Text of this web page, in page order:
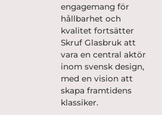
engagemang för
hållbarhet och
kvalitet fortsätter
Skruf Glasbruk att
vara en central aktör
inom svensk design,
med en vision att
skapa framtidens
klassiker.